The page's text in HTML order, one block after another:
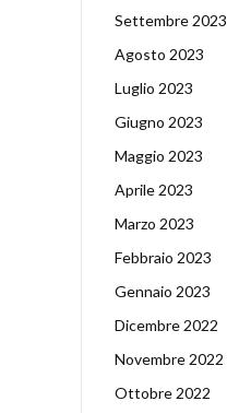
Settembre 2023
Agosto 2023
Luglio 2023
Giugno 2023
Maggio 2023
Aprile 2023
Marzo 2023
Febbraio 2023
Gennaio 2023
Dicembre 2022
Novembre 2022
Ottobre 2022